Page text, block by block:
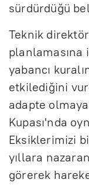
sürdürdüğü
Teknik
yabancı
etkilediğini
adapte olmaya
Kupası'nda
Eksiklerimizi
yıllara
görerek